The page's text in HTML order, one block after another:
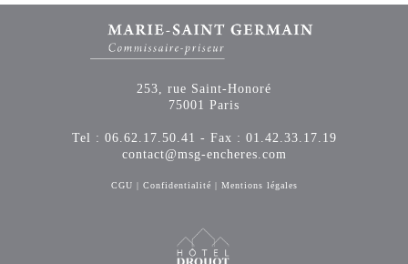
253, rue Saint-Honoré
75001 Paris
Tel : 06.62.17.50.41 - Fax : 01.42.33.17.19
contact@msg-encheres.com
CGU | Confidentialité | Mentions légales